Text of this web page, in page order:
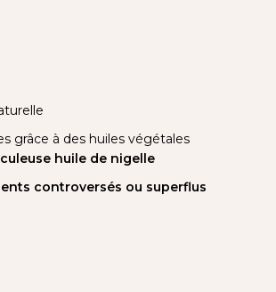
grâce à des huiles végétales
huile de nigelle
controversés ou superflus